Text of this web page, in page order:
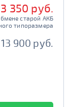
350 руб.
старой АКБ
типоразмера
13 900 руб.